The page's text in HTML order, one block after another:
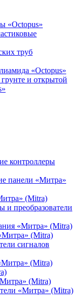
«Octopus»
труб
«Octopus»
и открытой
контроллеры
панели «Митра»
(Mitra)
преобразователи
«Митра» (Mitra)
(Mitra)
сигналов
(Mitra)
(Mitra)
«Митра» (Mitra)